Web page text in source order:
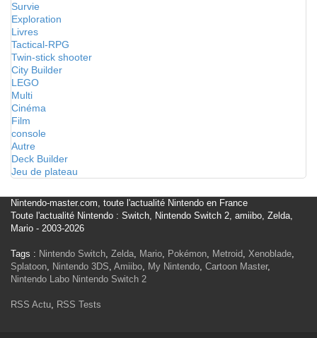
Survie
Exploration
Livres
Tactical-RPG
Twin-stick shooter
City Builder
LEGO
Multi
Cinéma
Film
console
Autre
Deck Builder
Jeu de plateau
Nintendo-master.com, toute l'actualité Nintendo en France
Toute l'actualité Nintendo : Switch, Nintendo Switch 2, amiibo, Zelda,
Mario - 2003-2026
Tags : Nintendo Switch, Zelda, Mario, Pokémon, Metroid, Xenoblade,
Splatoon, Nintendo 3DS, Amiibo, My Nintendo, Cartoon Master,
Nintendo Labo Nintendo Switch 2
RSS Actu, RSS Tests